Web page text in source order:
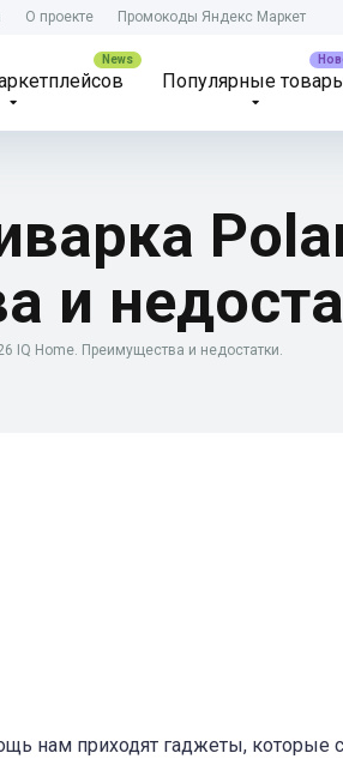
О проекте Промокоды Яндекс Маркет
Популярные
и
IQ Home. Преимущества и недостатки.
нам приходят гаджеты, которые